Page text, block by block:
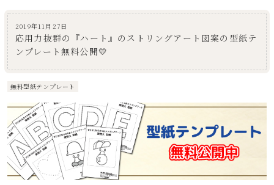
2019年11月27日
応用力抜群の『ハート』のストリングアート図案の型紙テ
ンプレート無料公開💛
無料型紙テンプレート